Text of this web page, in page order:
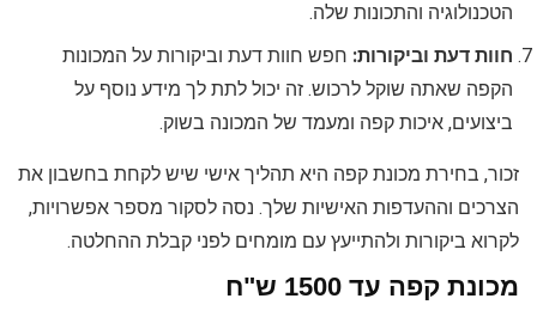
הטכנולוגיה והתכונות שלה.
חוות דעת וביקורות: חפש חוות דעת וביקורות על המכונות
הקפה שאתה שוקל לרכוש. זה יכול לתת לך מידע נוסף על
ביצועים, איכות קפה ומעמד של המכונה בשוק.
זכור, בחירת מכונת קפה היא תהליך אישי שיש לקחת בחשבון את
הצרכים וההעדפות האישיות שלך. נסה לסקור מספר אפשרויות,
לקרוא ביקורות ולהתייעץ עם מומחים לפני קבלת ההחלטה.
מכונת קפה עד 1500 ש"ח